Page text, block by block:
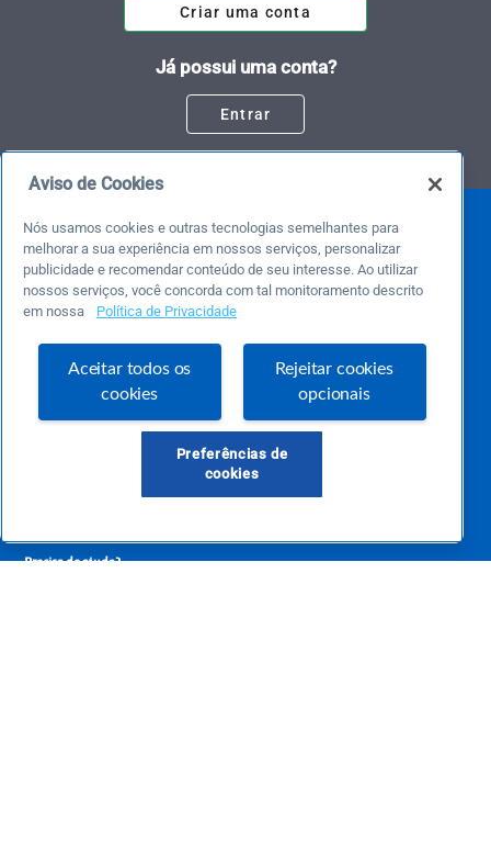
Criar uma conta
Já possui uma conta?
Entrar
O Sebrae não se responsabiliza pelo conteúdo publicado por terceiros.
Uma das maiores Comunidades de Empreendedorismo do Brasil, a Comunidade
pertinentes e temas específicos que se conecte com a realidade da sua empresa.
E claro, conte sempre com o Sebrae/PR, em todos os momentos de sua vida
Precisa de ajuda?
Aviso de Cookies
Nós usamos cookies e outras tecnologias semelhantes para
melhorar a sua experiência em nossos serviços, personalizar
publicidade e recomendar conteúdo de seu interesse. Ao utilizar
nossos serviços, você concorda com tal monitoramento descrito
em nossa
Política de Privacidade
Aceitar todos os
cookies
Rejeitar cookies
opcionais
Preferências de
cookies